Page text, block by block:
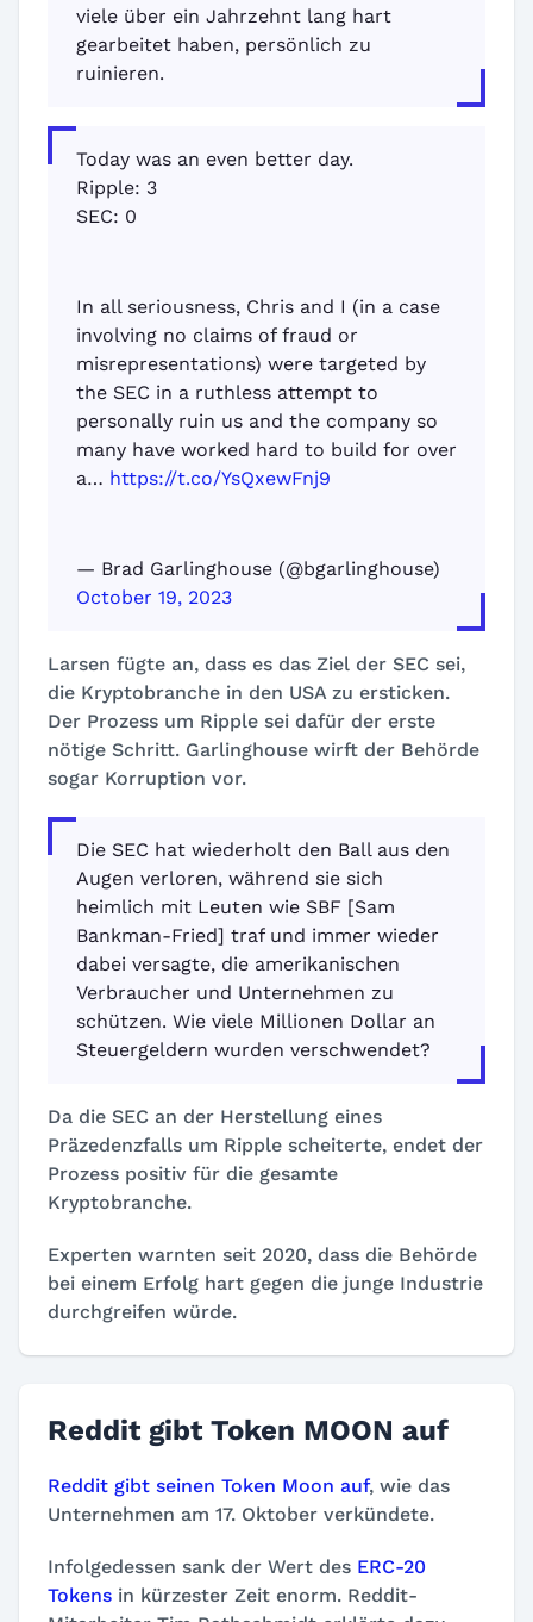
viele über ein Jahrzehnt lang hart
gearbeitet haben, persönlich zu
ruinieren.
Today was an even better day.
Ripple: 3
SEC: 0
In all seriousness, Chris and I (in a case
involving no claims of fraud or
misrepresentations) were targeted by
the SEC in a ruthless attempt to
personally ruin us and the company so
many have worked hard to build for over
a… https://t.co/YsQxewFnj9
— Brad Garlinghouse (@bgarlinghouse)
October 19, 2023
Larsen fügte an, dass es das Ziel der SEC sei,
die Kryptobranche in den USA zu ersticken.
Der Prozess um Ripple sei dafür der erste
nötige Schritt. Garlinghouse wirft der Behörde
sogar Korruption vor.
Die SEC hat wiederholt den Ball aus den
Augen verloren, während sie sich
heimlich mit Leuten wie SBF [Sam
Bankman-Fried] traf und immer wieder
dabei versagte, die amerikanischen
Verbraucher und Unternehmen zu
schützen. Wie viele Millionen Dollar an
Steuergeldern wurden verschwendet?
Da die SEC an der Herstellung eines
Präzedenzfalls um Ripple scheiterte, endet der
Prozess positiv für die gesamte
Kryptobranche.
Experten warnten seit 2020, dass die Behörde
bei einem Erfolg hart gegen die junge Industrie
durchgreifen würde.
Reddit gibt Token MOON auf
Reddit gibt seinen Token Moon auf, wie das
Unternehmen am 17. Oktober verkündete.
Infolgedessen sank der Wert des ERC-20
Tokens in kürzester Zeit enorm. Reddit-